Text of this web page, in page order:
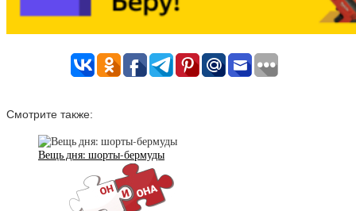
Смотрите также:
Вещь дня: шорты-бермуды